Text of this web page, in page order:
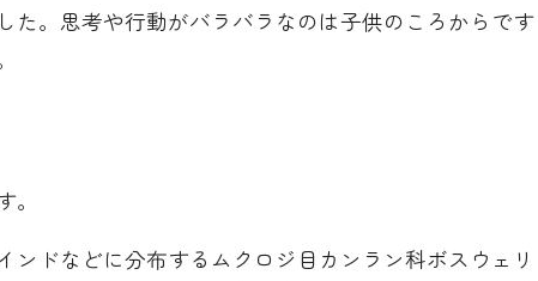
た。思考や行動がバラバラなのは子供のころからです
ンドなどに分布するムクロジ目カンラン科ボスウェリ